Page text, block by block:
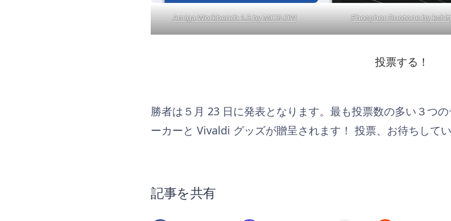
Amiga Workbench 1.3 by MCSLOW Phosphor Duotone by
投票する！
勝者は５月 23 日に発表となります。最も投票数の多い３つ
ーカーと Vivaldi グッズが贈呈されます！ 投票、お待ちしてい
記事を共有